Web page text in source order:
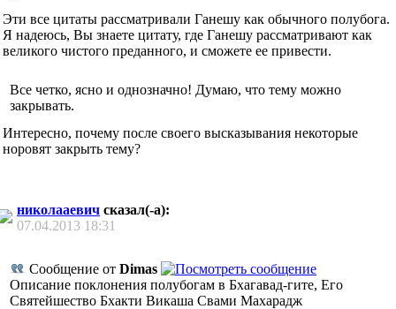
Эти все цитаты рассматривали Ганешу как обычного полубога.
Я надеюсь, Вы знаете цитату, где Ганешу рассматривают как
великого чистого преданного, и сможете ее привести.
Все четко, ясно и однозначно! Думаю, что тему можно
закрывать.
Интересно, почему после своего высказывания некоторые
норовят закрыть тему?
николааевич сказал(-а):
07.04.2013 18:31
Сообщение от Dimas
Описание поклонения полубогам в Бхагавад-гите, Его
Святейшество Бхакти Викаша Свами Махарадж